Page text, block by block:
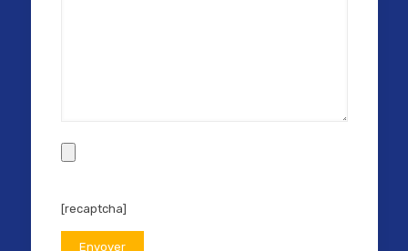
[recaptcha]